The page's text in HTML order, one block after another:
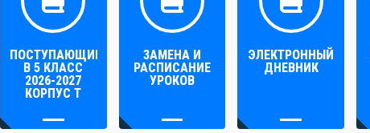
ПОСТУПАЮЩИМ
В 5 КЛАСС
2026-2027
КОРПУС Т
ЗАМЕНА И
РАСПИСАНИЕ
УРОКОВ
ЭЛЕКТРОННЫЙ
ДНЕВНИК